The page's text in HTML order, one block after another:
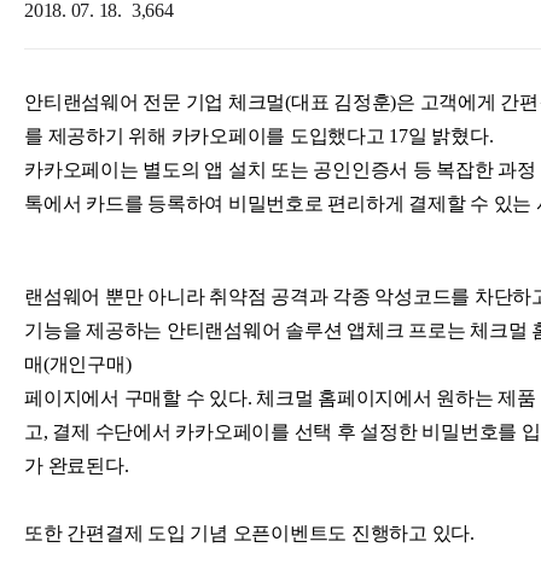
2018. 07. 18. 3,664
안티랜섬웨어 전문 기업 체크멀(대표 김정훈)은 고객에게 간
를 제공하기 위해 카카오페이를 도입했다고 17일 밝혔다.
카카오페이는 별도의 앱 설치 또는 공인인증서 등 복잡한 과
톡에서 카드를 등록하여 비밀번호로 편리하게 결제할 수 있는
랜섬웨어 뿐만 아니라 취약점 공격과 각종 악성코드를 차단하
기능을 제공하는 안티랜섬웨어 솔루션 앱체크 프로는 체크멀
매(개인구매)
페이지에서 구매할 수 있다. 체크멀 홈페이지에서 원하는 제품
고, 결제 수단에서 카카오페이를 선택 후 설정한 비밀번호를
가 완료된다.
또한 간편결제 도입 기념 오픈이벤트도 진행하고 있다.